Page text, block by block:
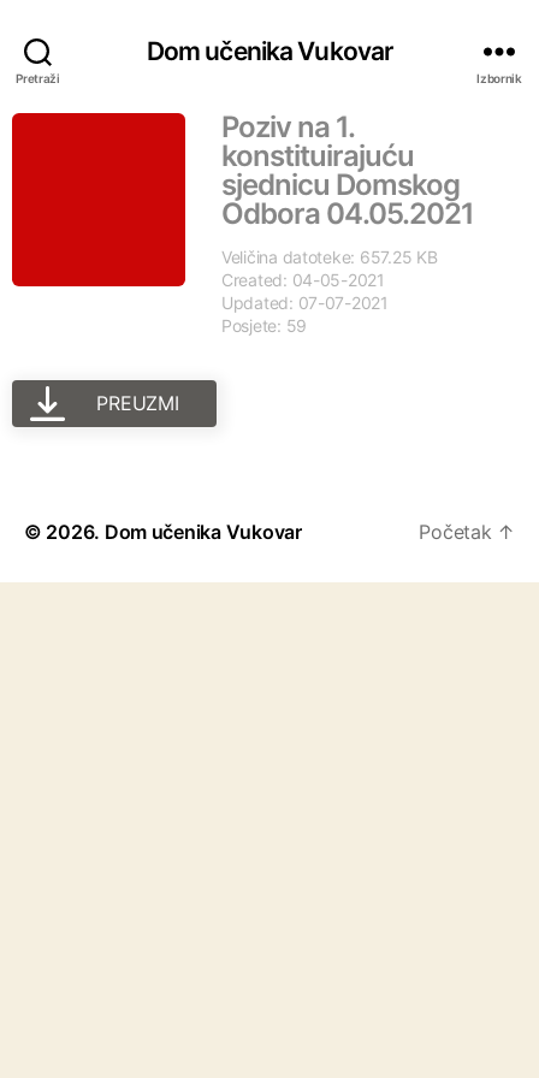
Pretraži
Dom učenika Vukovar
Izbornik
Poziv na 1.
konstituirajuću
sjednicu Domskog
Odbora 04.05.2021
Veličina datoteke: 657.25 KB
Created: 04-05-2021
Updated: 07-07-2021
Posjete: 59
PREUZMI
© 2026. Dom učenika Vukovar Početak ↑